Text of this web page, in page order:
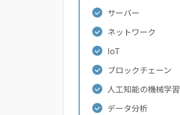
サーバー
ネットワーク
IoT
ブロックチェーン
人工知能の機械学習
データ分析